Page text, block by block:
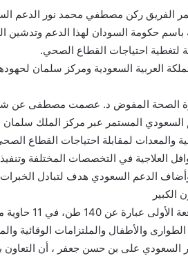
الفريق ركن مصطفي محمد نور الدعم
حكومة السودان لهذا الدعم وتدشين
لتغطية احتياجات القطاع الصحي.
العربية السعودية ومركز سلمان
الصحة المفوض د. عصمت مصطفى عن
السعودي المستمر عبر مركز الملك
والمعدات لمقابلة احتياجات القطاع
العلاجية في التخصصات المختلفة
الدعم السعودي هدف لتبادل الخبرات
الكبير
الطوارى والأطفال والملتزامات الوقائية
السعودي على بن حسن جعفر ، أن التعاون